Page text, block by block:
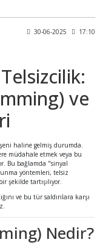
30-06-2025 17:10
ve
haline gelmiş durumda.
müdahale etmek veya bu
Bu bağlamda "sinyal
yöntemleri, telsiz
şekilde tartışılıyor.
ve bu tür saldırılara karşı
Nedir?